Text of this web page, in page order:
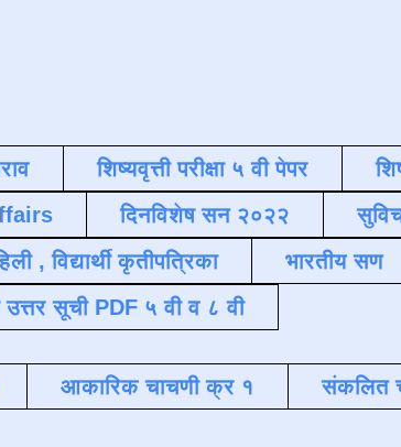
शिष्यवृत्ती परीक्षा ५ वी पेपर
दिनविशेष सन २०२२
, विद्यार्थी कृतीपत्रिका भारतीय सण
उत्तर सूची PDF ५ वी व ८ वी
आकारिक चाचणी क्र १
संकलित